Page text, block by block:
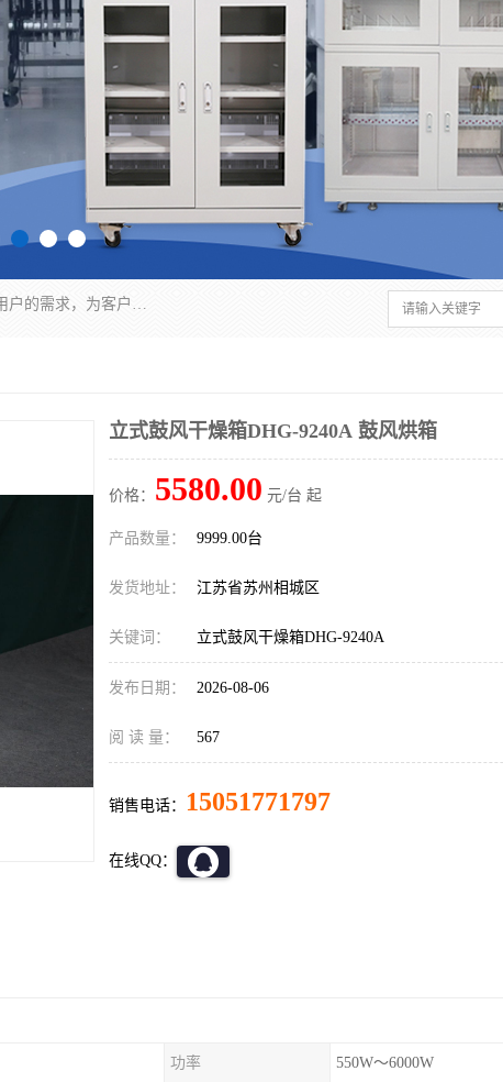
苏州纳冠电子设备有限公司位于苏州市相城区；我司依托国外先进技术结合国内用户的需求，为客户提供具有WMS功能的超低湿快速除湿电子防潮，压缩空气连续干燥柜、智能物料管理氮气储物柜、自制氮氮气柜、防潮氮气组合柜、不锈钢洁净氮气柜、洁净储物柜、石墨舟柜、亮灯导引丝网板存储柜、PCB柔性板气密干燥柜等
立式鼓风干燥箱DHG-9240A 鼓风烘箱
价格： 5580.00 元/台 起
产品数量： 9999.00台
发货地址： 江苏省苏州相城区
关键词： 立式鼓风干燥箱DHG-9240A
发布日期： 2026-08-06
阅 读 量： 567
销售电话： 15051771797
在线QQ：
功率 550W～6000W